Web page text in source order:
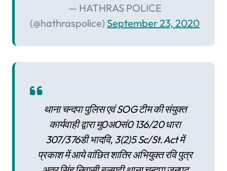
— HATHRAS POLICE
(@hathraspolice) September 23, 2020
थाना चन्दपा पुलिस एवं SOG टीम की संयुक्त
कार्यवाही द्वारा मु0अ0सं0 136/20 धारा
307/376डी भादवि, 3(2)5 Sc/St. Act में
प्रकाश में आये वांछित शातिर अभियुक्त रवि पुत्र